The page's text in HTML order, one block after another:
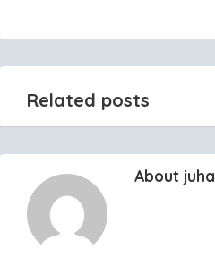
Related posts
About juha